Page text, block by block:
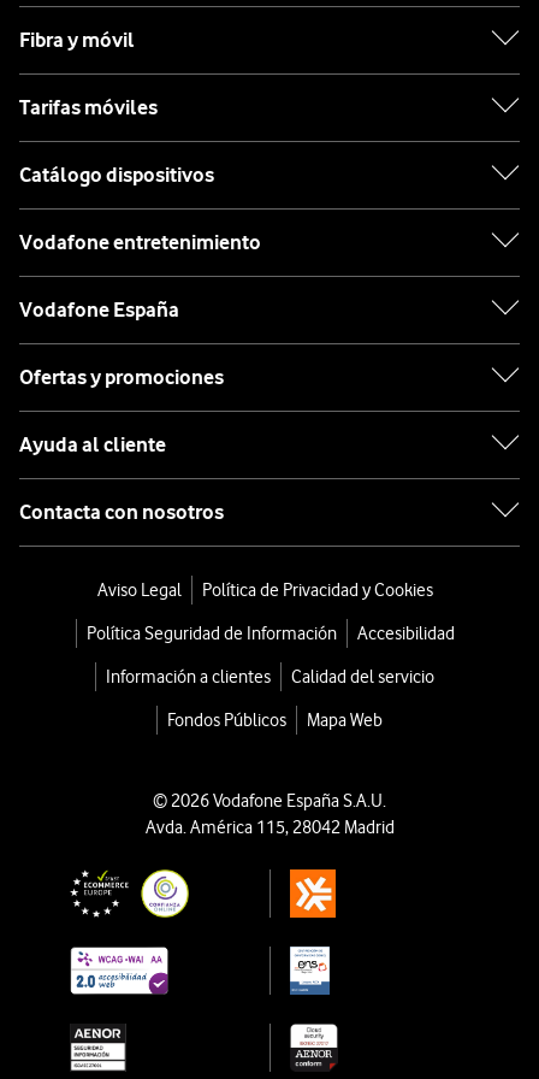
Fibra y móvil
Tarifas móviles
Catálogo dispositivos
Vodafone entretenimiento
Vodafone España
Ofertas y promociones
Ayuda al cliente
Contacta con nosotros
Aviso Legal
Política de Privacidad y Cookies
Política Seguridad de Información
Accesibilidad
Información a clientes
Calidad del servicio
Fondos Públicos
Mapa Web
© 2026 Vodafone España S.A.U.
Avda. América 115, 28042 Madrid